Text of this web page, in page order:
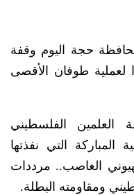
حجة اليوم وقفة
لعملية طوفان الأقصى
العلمين الفلسطيني
المباركة التي نفذتها
الغاصب.. مرددات
ومقاومته البطلة.